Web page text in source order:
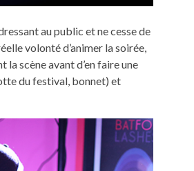
au public et ne cesse de
volonté d’animer la soirée,
la scène avant d’en faire une
du festival, bonnet) et